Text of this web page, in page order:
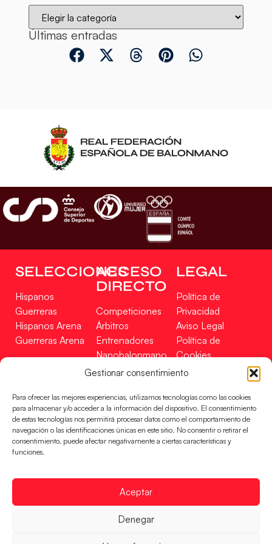
Gestionar consentimiento
Para ofrecer las mejores experiencias, utilizamos tecnologías como las cookies
para almacenar y/o acceder a la información del dispositivo. El consentimiento
de estas tecnologías nos permitirá procesar datos como el comportamiento de
navegación o las identificaciones únicas en este sitio. No consentir o retirar el
consentimiento, puede afectar negativamente a ciertas características y
funciones.
Aceptar
Denegar
Últimas entradas
SELECCIONES
Hispanos
Guerreras
Hispanos Arena
Guerreras Arena
ACCESO
DIRECTO
Competiciones
Árbitros
Entrenadores
Nanobalonmano
Tienda
LEGAL
Política de
Privacidad
Aviso Legal
Política de
Cookies
Mapa Web
Incidencias
CONTACTO
EN
FINANCIADO
RFEBM © 2024. Todos los derechos reservados –
Desarrollado por